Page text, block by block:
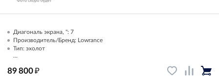
Диагональ экрана, ": 7
Производитель/Бренд: Lowrance
Тип: эхолот
...
89 800₽